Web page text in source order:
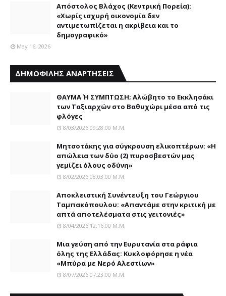
Απόστολος Βλάχος (Κεντρική Πορεία):
«Χωρίς ισχυρή οικονομία δεν
αντιμετωπίζεται η ακρίβεια και το
δημογραφικό»
May 16, 2026
ΔΗΜΟΦΙΛΗΣ ΑΝΑΡΤΗΣΕΙΣ
ΘΑΥΜΑ Ή ΣΥΜΠΤΩΣΗ; Aλώβητο το Eκκλησάκι
των Tαξιαρχών στο Bαθυχώρι μέσα από τις
φλόγες
8/03/2026 09:28:00 Μ.μ.
Μητσοτάκης για σύγκρουση ελικοπτέρων: «Η
απώλεια των δύο (2) πυροσβεστών μας
γεμίζει όλους οδύνη»
8/02/2026 08:03:00 Μ.μ.
Αποκλειστική Συνέντευξη του Γεώργιου
Ταμπακόπουλου: «Απαντάμε στην κριτική με
απτά αποτελέσματα στις γειτονιές»
8/04/2026 12:16:00 Μ.μ.
Mια γεύση από την Eυρυτανία στα ράφια
όλης της Ελλάδας: Κυκλοφόρησε η νέα
«Μπύρα με Nερό Aλεστίων»
8/07/2026 07:23:00 Μ.μ.